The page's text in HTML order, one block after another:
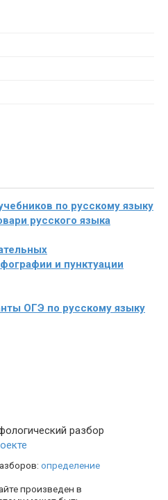
по русскому языку
русского языка
и пунктуации
ОГЭ по русскому языку
разбор
определение
произведен в